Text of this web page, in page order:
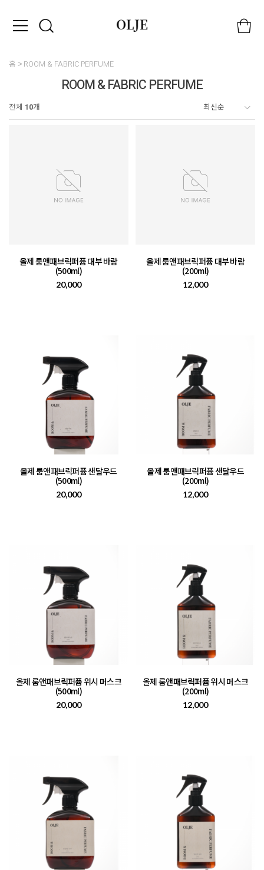
홈 ROOM & FABRIC PERFUME
ROOM & FABRIC PERFUME
전체 10개
올제 룸앤패브릭퍼퓸 대부 바람
(500ml)
20,000
올제 룸앤패브릭퍼퓸 대부 바람
(200ml)
12,000
올제 룸앤패브릭퍼퓸 샌달우드
(500ml)
20,000
올제 룸앤패브릭퍼퓸 샌달우드
(200ml)
12,000
올제 룸앤패브릭퍼퓸 위시 머스크
(500ml)
20,000
올제 룸앤패브릭퍼퓸 위시 머스크
(200ml)
12,000